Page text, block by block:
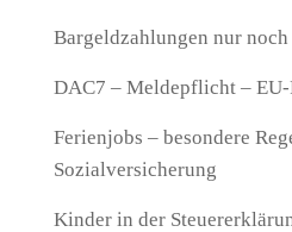
Bargeldzahlungen nur
DAC7 – Meldepflicht –
Ferienjobs – besondere
Sozialversicherung
Kinder in der